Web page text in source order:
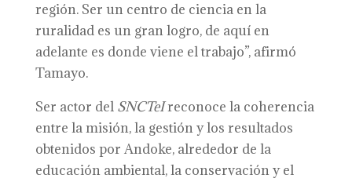
región. Ser un centro de ciencia en la
ruralidad es un gran logro, de aquí en
adelante es donde viene el trabajo”, afirmó
Tamayo.
Ser actor del SNCTeIreconoce la coherencia
entre la misión, la gestión y los resultados
obtenidos por Andoke, alrededor de la
educación ambiental, la conservación y el